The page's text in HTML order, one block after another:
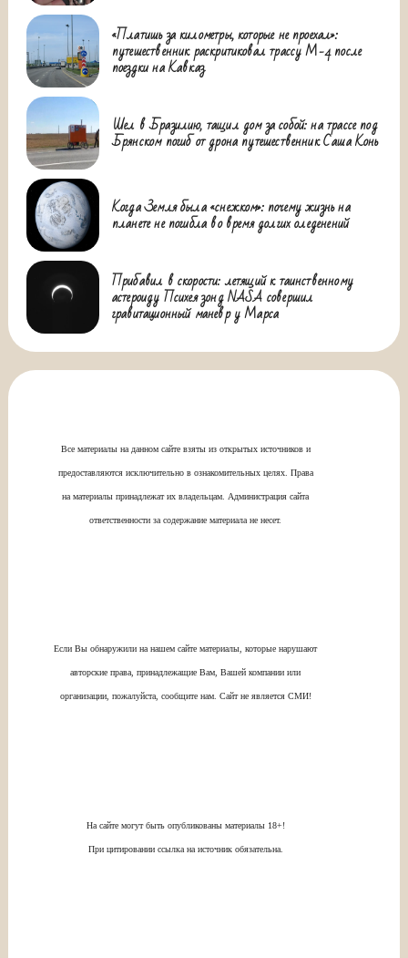
«Платишь за километры, которые не проехал»:
путешественник раскритиковал трассу М-4 после
поездки на Кавказ
Шел в Бразилию, тащил дом за собой: на трассе под
Брянском погиб от дрона путешественник Саша Конь
Когда Земля была «снежком»: почему жизнь на
планете не погибла во время долгих оледенений
Прибавил в скорости: летящий к таинственному
астероиду Психея зонд NASA совершил
гравитационный маневр у Марса
Все материалы на данном сайте взяты из открытых источников и
предоставляются исключительно в ознакомительных целях. Права
на материалы принадлежат их владельцам. Администрация сайта
ответственности за содержание материала не несет.
Если Вы обнаружили на нашем сайте материалы, которые нарушают
авторские права, принадлежащие Вам, Вашей компании или
организации, пожалуйста, сообщите нам. Сайт не является СМИ!
На сайте могут быть опубликованы материалы 18+!
При цитировании ссылка на источник обязательна.